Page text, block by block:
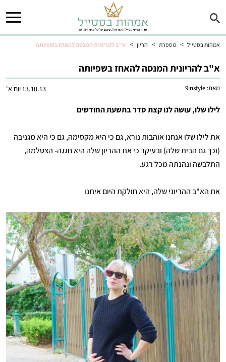
אמהות בסטייל > מספרת > הריון > א"ב להריונית המנסה להאחז בשפיותה
א"ב להריונית המנסה להאחז בשפיותה
13.10.13 יום א' מאת: 9instyle
לילו שלו, עושה לנו קצת סדר בתשעת החודשים
את לילו שלו אנחנו אוהבות נורא, גם כי היא מקסימה, גם כי היא מגניבה
(וכך גם הבית שלה) ובעיקר כי את ההריון שלה היא חגגה- הצטלמה,
התלבשה ונהנתה מכל רגע.
את הא"ב ההריוני שלה, היא חולקת היום איתנו